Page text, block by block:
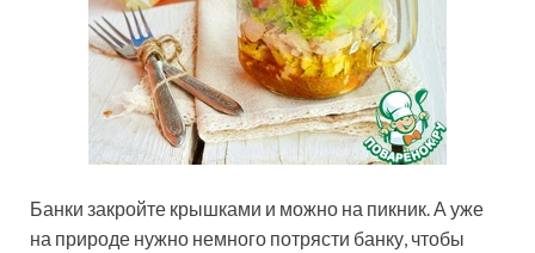
Банки закройте крышками и можно на пикник. А уже
на природе нужно немного потрясти банку, чтобы